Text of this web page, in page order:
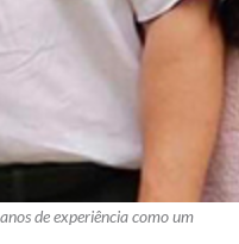
de experiência como um